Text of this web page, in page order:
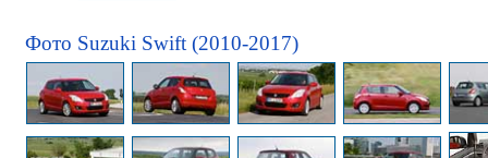
Фото Suzuki Swift (2010-2017)